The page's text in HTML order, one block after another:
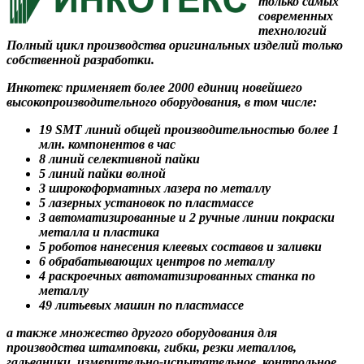
современных
технологий
Полный цикл производства оригинальных изделий только
собственной разработки.
Инкотекс применяет более 2000 единиц новейшего
высокопроизводительного оборудования, в том числе:
19 SMT линий общей производительностью более 1
млн. компонентов в час
8 линий селективной пайки
5 линий пайки волной
3 широкоформатных лазера по металлу
5 лазерных установок по пластмассе
3 автоматизированные и 2 ручные линии покраски
металла и пластика
5 роботов нанесения клеевых составов и заливки
6 обрабатывающих центров по металлу
4 раскроечных автоматизированных станка по
металлу
49 литьевых машин по пластмассе
а также множество другого оборудования для
производства штамповки, гибки, резки металлов,